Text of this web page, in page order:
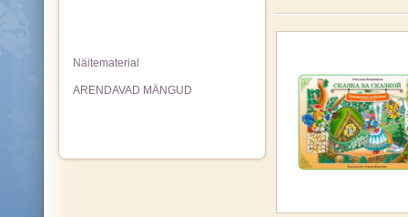
Näitematerial
ARENDAVAD MÄNGUD